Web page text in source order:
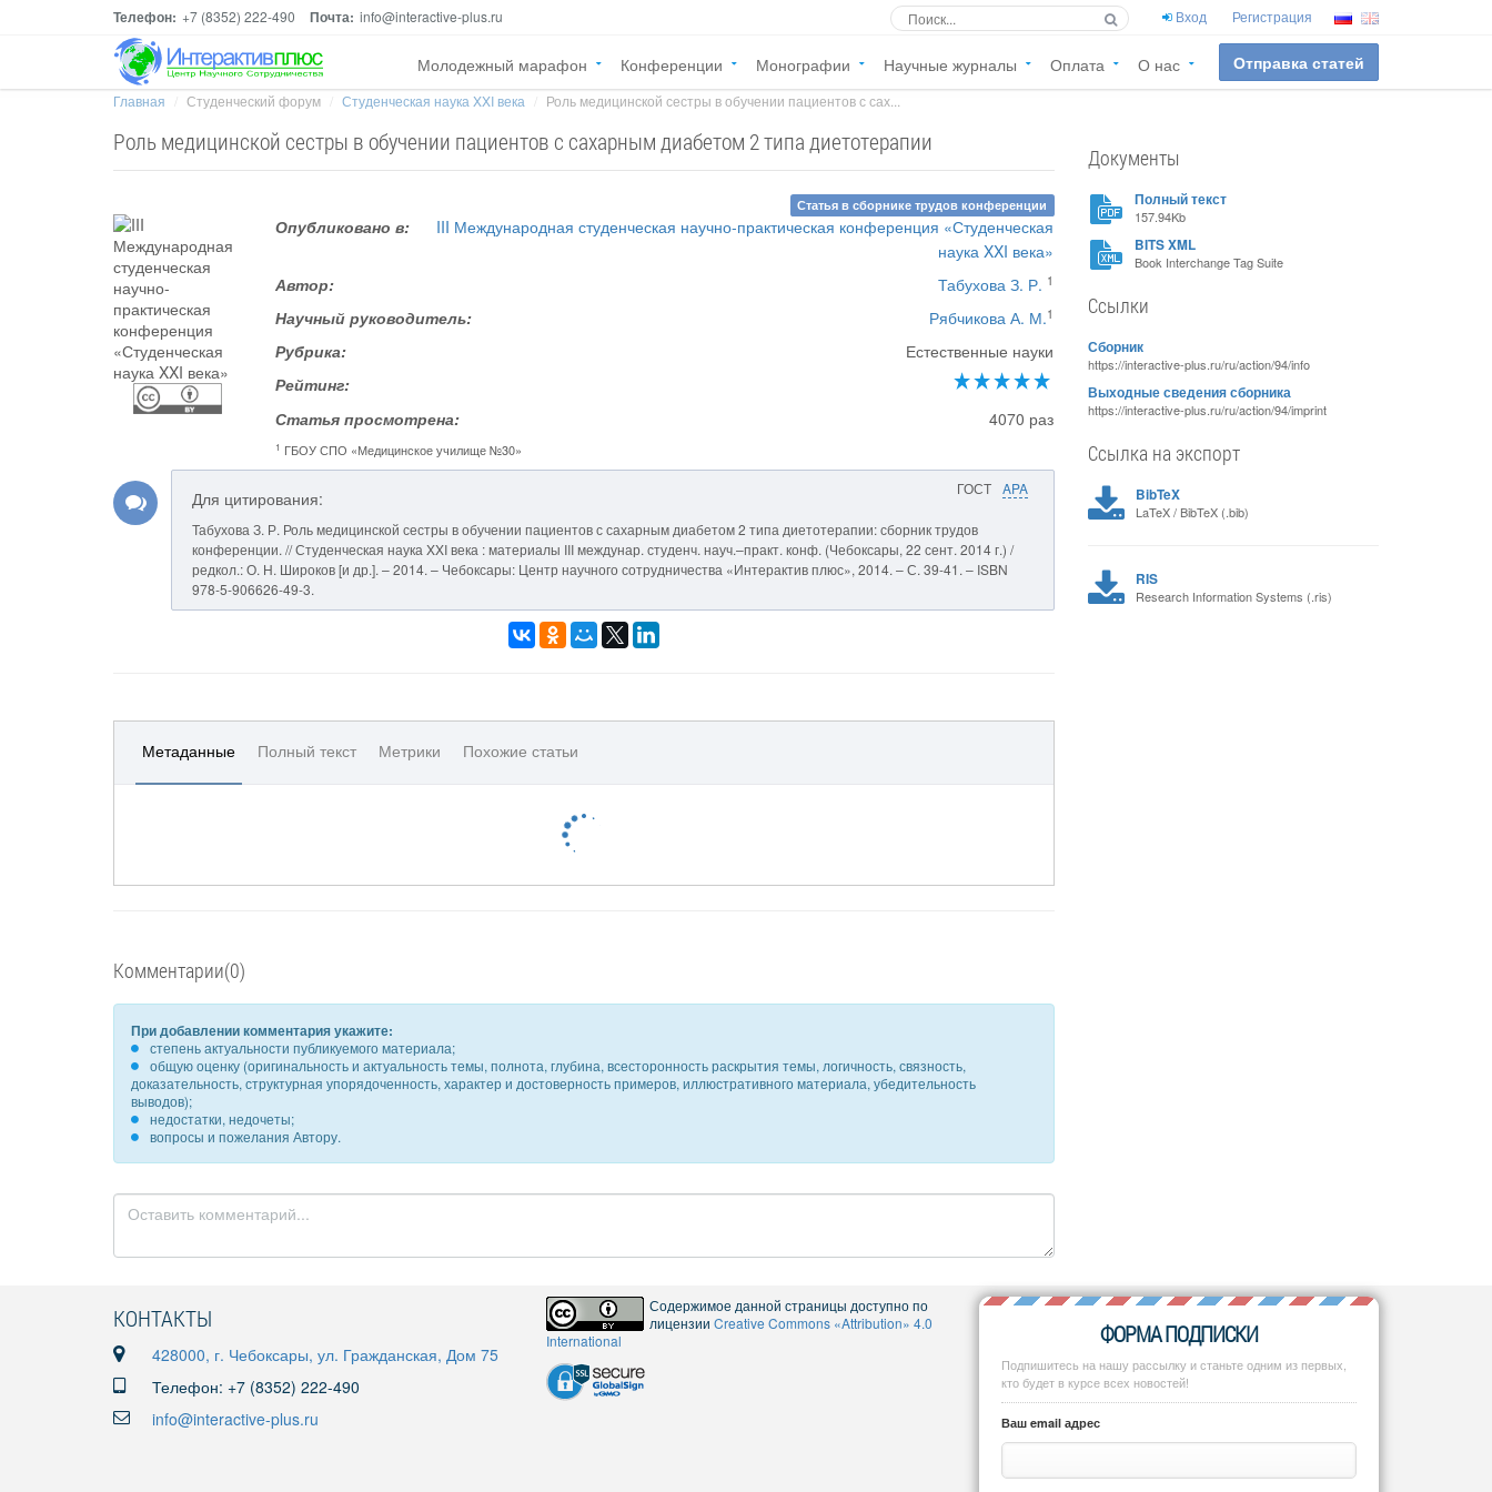
Телефон: +7 (8352) 222-490 Почта: info@interactive-plus.ru Вход Регистрация
Молодежный марафон Конференции Монографии Научные журналы Оплата О нас Отправка статей
Главная Студенческий форум Студенческая наука XXI века Роль медицинской сестры в обучении пациентов с сах...
Роль медицинской сестры в обучении пациентов с сахарным диабетом 2 типа диетотерапии
Статья в сборнике трудов конференции
Опубликовано в:
III Международная студенческая научно-практическая конференция «Студенческая
наука XXI века»
Автор:
Табухова З. Р. 1
Научный руководитель: Рябчикова А. М.1
Рубрика:
Естественные науки
Рейтинг:
Статья просмотрена:
4070 раз
1 ГБОУ СПО «Медицинское училище №30»
ГОСТ APA
Для цитирования:
Табухова З. Р. Роль медицинской сестры в обучении пациентов с сахарным диабетом 2 типа диетотерапии: сборник трудов
конференции. // Студенческая наука XXI века : материалы III междунар. студенч. науч.–практ. конф. (Чебоксары, 22 сент. 2014 г.) /
редкол.: О. Н. Широков [и др.]. – 2014. – Чебоксары: Центр научного сотрудничества «Интерактив плюс», 2014. – С. 39-41. – ISBN
978-5-906626-49-3.
Метаданные Полный текст Метрики Похожие статьи
Комментарии(0)
При добавлении комментария укажите:
степень актуальности публикуемого материала;
общую оценку (оригинальность и актуальность темы, полнота, глубина, всесторонность раскрытия темы, логичность, связность,
доказательность, структурная упорядоченность, характер и достоверность примеров, иллюстративного материала, убедительность
выводов);
недостатки, недочеты;
вопросы и пожелания Автору.
Документы
Полный текст
157.94Kb
BITS XML
Book Interchange Tag Suite
Ссылки
Сборник
https://interactive-plus.ru/ru/action/94/info
Выходные сведения сборника
https://interactive-plus.ru/ru/action/94/imprint
Ссылка на экспорт
BibTeX
LaTeX / BibTeX (.bib)
RIS
Research Information Systems (.ris)
КОНТАКТЫ
428000, г. Чебоксары, ул. Гражданская, Дом 75
Телефон: +7 (8352) 222-490
info@interactive-plus.ru
Содержимое данной страницы доступно по
лицензии Creative Commons «Attribution» 4.0
International
ФОРМА ПОДПИСКИ
Подпишитесь на нашу рассылку и станьте одним из первых,
кто будет в курсе всех новостей!
Ваш email адрес